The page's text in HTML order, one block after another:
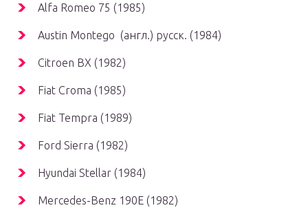
Alfa Romeo 75 (1985)
Austin Montego (англ.) русск. (1984)
Citroen BX (1982)
Fiat Croma (1985)
Fiat Tempra (1989)
Ford Sierra (1982)
Hyundai Stellar (1984)
Mercedes-Benz 190E (1982)